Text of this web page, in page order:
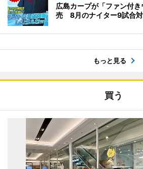
広島カープが「ファン付
売 8月のナイター9試合
もっと見る
買う